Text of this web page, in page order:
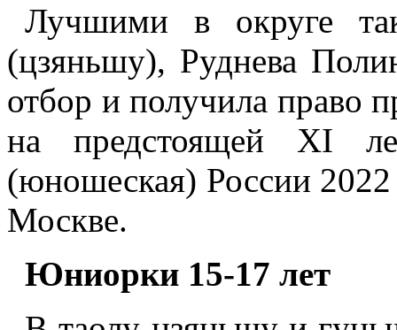
Лучшими в округе
(цзяньшу), Руднева
отбор и получила право
на предстоящей XI
(юношеская) России 2022
Москве.
Юниорки 15-17 лет